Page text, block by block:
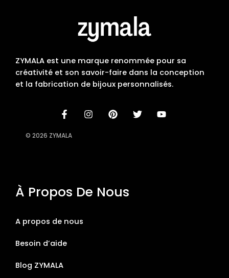
ZYMALA est une marque renommée pour sa
créativité et son savoir-faire dans la conception
et la fabrication de bijoux personnalisés.
© 2026 ZYMALA
À Propos De Nous
A propos de nous
Besoin d’aide
Blog ZYMALA